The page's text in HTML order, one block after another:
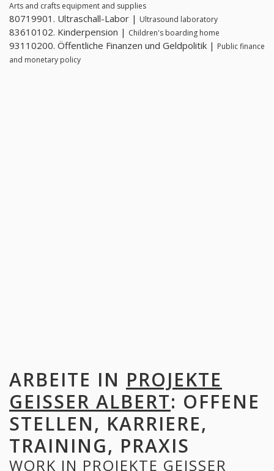
Arts and crafts equipment and supplies
80719901. Ultraschall-Labor | Ultrasound laboratory
83610102. Kinderpension | Children's boarding home
93110200. Öffentliche Finanzen und Geldpolitik | Public finance
and monetary policy
ARBEITE IN PROJEKTE
GEISSER ALBERT: OFFENE
STELLEN, KARRIERE,
TRAINING, PRAXIS
WORK IN PROJEKTE GEISSER